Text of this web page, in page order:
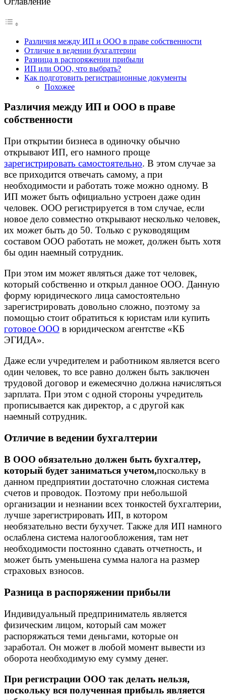
Различия между ИП и ООО в праве собственности
Отличие в ведении бухгалтерии
Разница в распоряжении прибыли
ИП или ООО, что выбрать?
Как подготовить регистрационные документы
Похожее
Различия между ИП и ООО в праве
собственности
При открытии бизнеса в одиночку обычно
открывают ИП, его намного проще
зарегистрировать самостоятельно. В этом случае за
все приходится отвечать самому, а при
необходимости и работать тоже можно одному. В
ИП может быть официально устроен даже один
человек. ООО регистрируется в том случае, если
новое дело совместно открывают несколько человек,
их может быть до 50. Только с руководящим
составом ООО работать не может, должен быть хотя
бы один наемный сотрудник.
При этом им может являться даже тот человек,
который собственно и открыл данное ООО. Данную
форму юридического лица самостоятельно
зарегистрировать довольно сложно, поэтому за
помощью стоит обратиться к юристам или купить
готовое ООО в юридическом агентстве «КБ
ЭГИДА».
Даже если учредителем и работником является всего
один человек, то все равно должен быть заключен
трудовой договор и ежемесячно должна начисляться
зарплата. При этом с одной стороны учредитель
прописывается как директор, а с другой как
наемный сотрудник.
Отличие в ведении бухгалтерии
В ООО обязательно должен быть бухгалтер,
который будет заниматься учетом,поскольку в
данном предприятии достаточно сложная система
счетов и проводок. Поэтому при небольшой
организации и незнании всех тонкостей бухгалтерии,
лучше зарегистрировать ИП, в котором
необязательно вести бухучет. Также для ИП намного
ослаблена система налогообложения, там нет
необходимости постоянно сдавать отчетность, и
может быть уменьшена сумма налога на размер
страховых взносов.
Разница в распоряжении прибыли
Индивидуальный предприниматель является
физическим лицом, который сам может
распоряжаться теми деньгами, которые он
заработал. Он может в любой момент вывести из
оборота необходимую ему сумму денег.
При регистрации ООО так делать нельзя,
поскольку вся полученная прибыль является